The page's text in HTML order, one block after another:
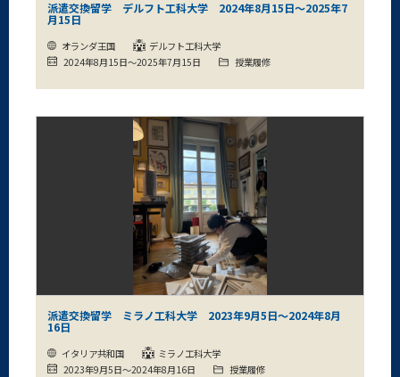
派遣交換留学 デルフト工科大学 2024年8月15日～2025年7
月15日
オランダ王国
デルフト工科大学
2024年8月15日～2025年7月15日
授業履修
派遣交換留学 ミラノ工科大学 2023年9月5日～2024年8月
16日
イタリア共和国
ミラノ工科大学
2023年9月5日～2024年8月16日
授業履修